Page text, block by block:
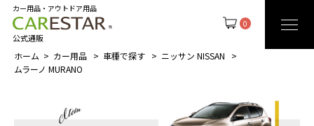
0
カー用品・アウトドア用品
公式通販
ホーム カー用品 車種で探す
ニッサン NISSAN
ムラーノ MURANO